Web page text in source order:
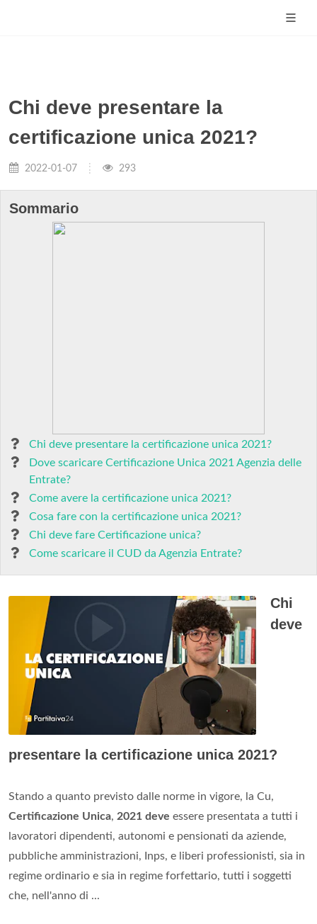
Chi deve presentare la
certificazione unica 2021?
2022-01-07 293
Sommario
Chi deve presentare la certificazione unica 2021?
Dove scaricare Certificazione Unica 2021 Agenzia delle
Entrate?
Come avere la certificazione unica 2021?
Cosa fare con la certificazione unica 2021?
Chi deve fare Certificazione unica?
Come scaricare il CUD da Agenzia Entrate?
Chi
deve
presentare la certificazione unica 2021?
Stando a quanto previsto dalle norme in vigore, la Cu,
Certificazione Unica, 2021 deve essere presentata a tutti i
lavoratori dipendenti, autonomi e pensionati da aziende,
pubbliche amministrazioni, Inps, e liberi professionisti, sia in
regime ordinario e sia in regime forfettario, tutti i soggetti
che, nell'anno di ...